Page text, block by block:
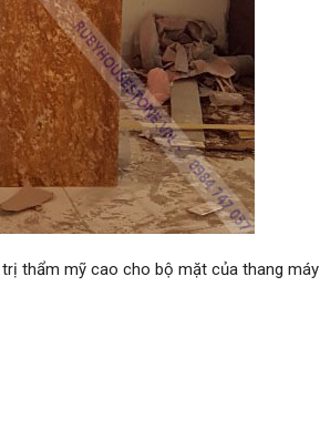
thẩm mỹ cao cho bộ mặt của thang máy